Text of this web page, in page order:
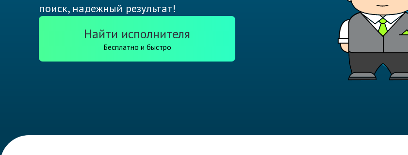
поиск, надежный результат!
Найти исполнителя
Бесплатно и быстро